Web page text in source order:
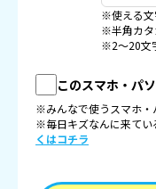
※使える文
※半角カタ
※2〜20文
このスマホ・パ
※みんなで使うスマホ・
※毎日キズなんに来てい
くはコチラ